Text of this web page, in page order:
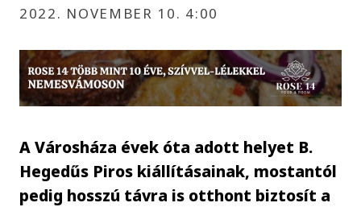
2022. NOVEMBER 10. 4:00
A Városháza évek óta adott helyet B.
Hegedűs Piros kiállításainak, mostantól
pedig hosszú távra is otthont biztosít a